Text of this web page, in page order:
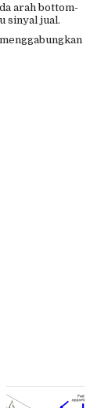
arah bottom-
sinyal jual.